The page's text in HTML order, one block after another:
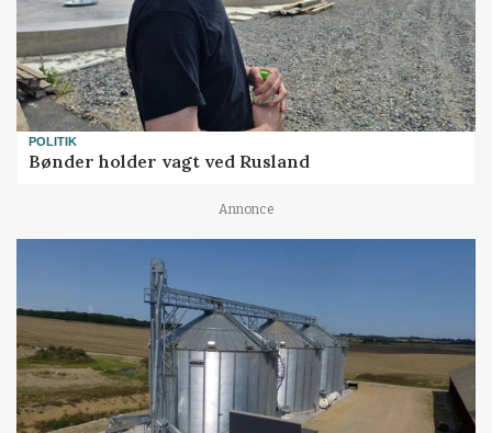
POLITIK
Bønder holder vagt ved Rusland
Annonce